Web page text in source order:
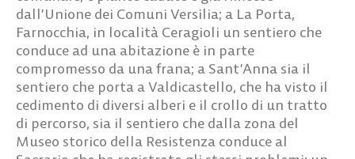
dall’Unione dei Comuni Versilia; a La Porta,
Farnocchia, in località Ceragioli un sentiero che
conduce ad una abitazione è in parte
compromesso da una frana; a Sant’Anna sia il
sentiero che porta a Valdicastello, che ha visto il
cedimento di diversi alberi e il crollo di un tratto
di percorso, sia il sentiero che dalla zona del
Museo storico della Resistenza conduce al